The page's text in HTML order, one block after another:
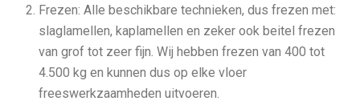
Frezen: Alle beschikbare technieken, dus frezen met:
slaglamellen, kaplamellen en zeker ook beitel frezen
van grof tot zeer fijn. Wij hebben frezen van 400 tot
4.500 kg en kunnen dus op elke vloer
freeswerkzaamheden uitvoeren.